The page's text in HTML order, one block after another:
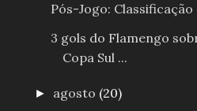
Pós-Jogo:
3 gols do Flamengo
Copa Sul ...
► agosto (20)